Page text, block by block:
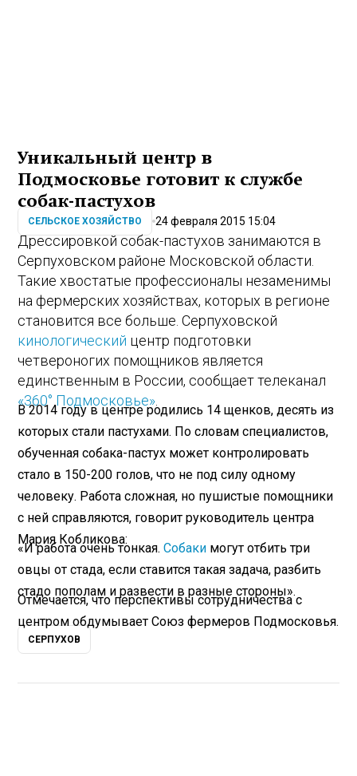
Уникальный центр в
Подмосковье готовит к службе
собак-пастухов
СЕЛЬСКОЕ ХОЗЯЙСТВО 24 февраля 2015 15:04
Дрессировкой собак-пастухов занимаются в
Серпуховском районе Московской области.
Такие хвостатые профессионалы незаменимы
на фермерских хозяйствах, которых в регионе
становится все больше. Серпуховской
кинологический центр подготовки
четвероногих помощников является
единственным в России, сообщает телеканал
«360° Подмосковье»
В 2014 году в центре родились 14 щенков, десять из
которых стали пастухами. По словам специалистов,
обученная собака-пастух может контролировать
стало в 150-200 голов, что не под силу одному
человеку. Работа сложная, но пушистые помощники
с ней справляются, говорит руководитель центра
Мария Кобликова:
«И работа очень тонкая.Собаки могут отбить три
овцы от стада, если ставится такая задача, разбить
стадо пополам и развести в разные стороны».
Отмечается, что перспективы сотрудничества с
центром обдумывает Союз фермеров Подмосковья.
СЕРПУХОВ